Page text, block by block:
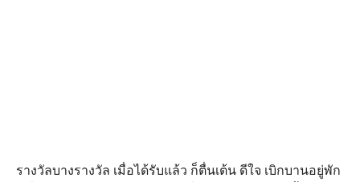
รางวัลบางรางวัล เมื่อได้รับแล้ว ก็ตื่นเต้น ดีใจ เบิกบานอยู่พัก